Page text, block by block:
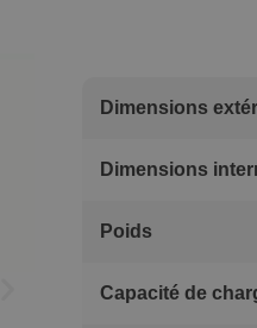
Dimensions
Dimensions
Poids
Capacité de